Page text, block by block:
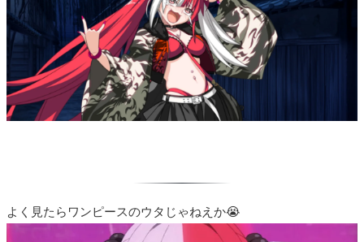
よく見たらワンピースのウタじゃねえか😭